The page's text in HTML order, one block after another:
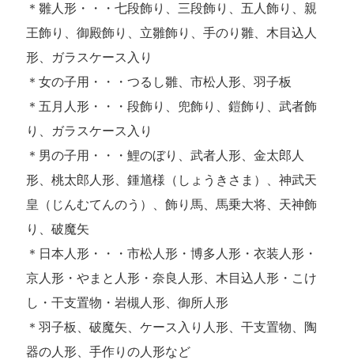
＊雛人形・・・七段飾り、三段飾り、五人飾り、親
王飾り、御殿飾り、立雛飾り、手のり雛、木目込人
形、ガラスケース入り
＊女の子用・・・つるし雛、市松人形、羽子板
＊五月人形・・・段飾り、兜飾り、鎧飾り、武者飾
り、ガラスケース入り
＊男の子用・・・鯉のぼり、武者人形、金太郎人
形、桃太郎人形、鍾馗様（しょうきさま）、神武天
皇（じんむてんのう）、飾り馬、馬乗大将、天神飾
り、破魔矢
＊日本人形・・・市松人形・博多人形・衣装人形・
京人形・やまと人形・奈良人形、木目込人形・こけ
し・干支置物・岩槻人形、御所人形
＊羽子板、破魔矢、ケース入り人形、干支置物、陶
器の人形、手作りの人形など